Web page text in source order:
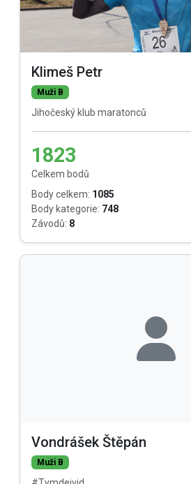
Klimeš Petr
Muži B
Jihočeský klub maratonců
1823
Celkem bodů
Body celkem: 1085
Body kategorie: 748
Závodů: 8
Vondrášek Štěpán
Muži B